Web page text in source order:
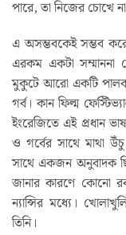
পারে, তা নিজের চোখে
এ অসম্ভবকেই সম্ভব করে
এরকম একটা সম্মাননা
মুকুটে আরো একটি পালক
গর্ব। কান ফিল্ম
ইংরেজিতে এই প্রধান
ও গর্বের সাথে মাথা
সাথে একজন অনুবাদক
জানার কারণে কোনো
ন্যান্সির মধ্যে।
তিনি।